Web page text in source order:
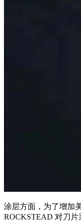
涂层方面，为了增加
ROCKSTEAD 对刀